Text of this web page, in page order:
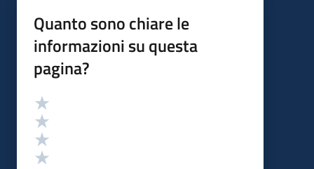
Quanto sono chiare le
informazioni su questa
pagina?
Valutazione